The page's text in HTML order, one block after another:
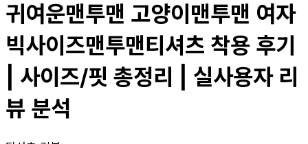
귀여운맨투맨 고양이맨투맨 여자
빅사이즈맨투맨티셔츠 착용 후기
| 사이즈/핏 총정리 | 실사용자 리
뷰 분석